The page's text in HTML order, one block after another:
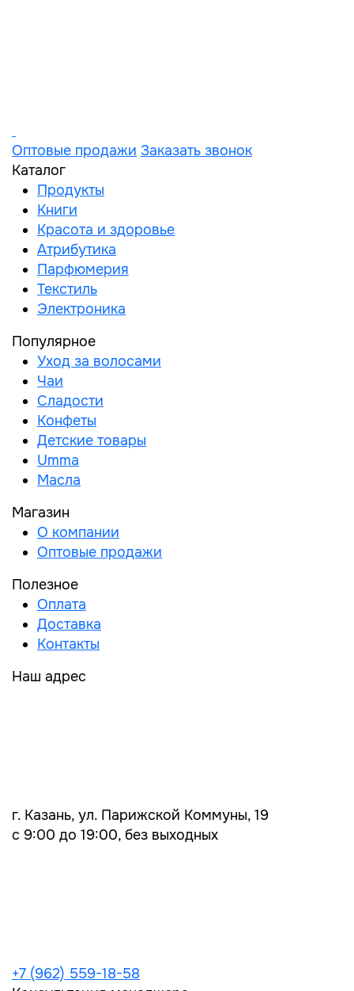
Оптовые продажи Заказать звонок
Каталог
Продукты
Книги
Красота и здоровье
Атрибутика
Парфюмерия
Текстиль
Электроника
Популярное
Уход за волосами
Чаи
Сладости
Конфеты
Детские товары
Umma
Масла
Магазин
О компании
Оптовые продажи
Полезное
Оплата
Доставка
Контакты
Наш адрес
г. Казань, ул. Парижской Коммуны, 19
с 9:00 до 19:00, без выходных
+7 (962) 559-18-58